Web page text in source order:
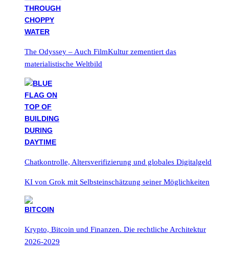
The Odyssey – Auch FilmKultur zementiert das
materialistische Weltbild
Chatkontrolle, Altersverifizierung und globales Digitalgeld
KI von Grok mit Selbsteinschätzung seiner Möglichkeiten
Krypto, Bitcoin und Finanzen. Die rechtliche Architektur
2026-2029